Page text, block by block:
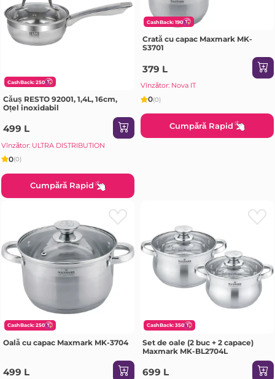
CashBack: 250
Căuș RESTO 92001, 1,4L, 16cm,
Oțel inoxidabil
499 L
Vînzător: ULTRA DISTRIBUTION
0(0)
Cumpără Rapid
CashBack: 190
Crată cu capac Maxmark MK-
S3701
379 L
Vînzător: Nova IT
0(0)
Cumpără Rapid
CashBack: 250
Oală cu capac Maxmark MK-3704
499 L
CashBack: 350
Set de oale (2 buc + 2 capace)
Maxmark MK-BL2704L
699 L